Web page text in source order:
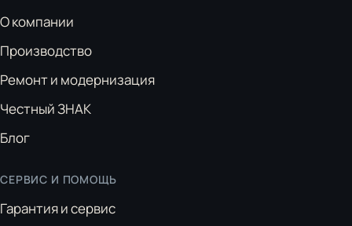
О компании
Производство
Ремонт и модернизация
Честный ЗНАК
Блог
СЕРВИС И ПОМОЩЬ
Гарантия и сервис